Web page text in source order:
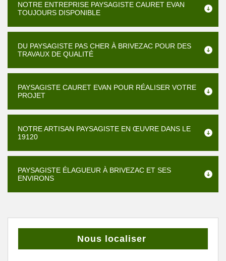
NOTRE ENTREPRISE PAYSAGISTE CAURET EVAN
TOUJOURS DISPONIBLE
DU PAYSAGISTE PAS CHER À BRIVEZAC POUR DES
TRAVAUX DE QUALITÉ
PAYSAGISTE CAURET EVAN POUR RÉALISER VOTRE
PROJET
NOTRE ARTISAN PAYSAGISTE EN ŒUVRE DANS LE
19120
PAYSAGISTE ÉLAGUEUR À BRIVEZAC ET SES
ENVIRONS
Nous localiser